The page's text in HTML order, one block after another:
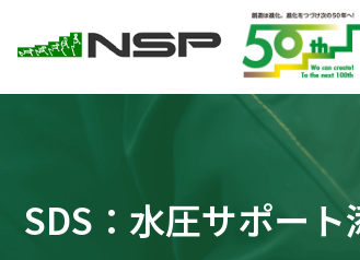
SDS：水圧サポー